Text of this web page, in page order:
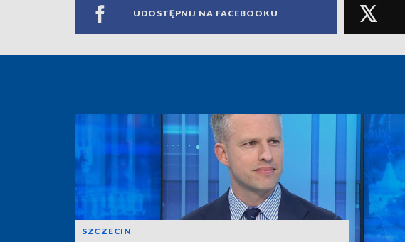
UDOSTĘPNIJ NA FACEBOOKU
SZCZECIN